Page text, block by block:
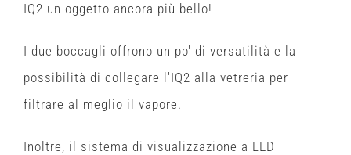
IQ2 un oggetto ancora più bello!
I due boccagli offrono un po' di versatilità e la
possibilità di collegare l'IQ2 alla vetreria per
filtrare al meglio il vapore.
Inoltre, il sistema di visualizzazione a LED